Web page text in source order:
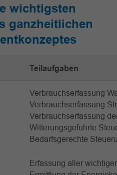
wichtigsten
ganzheitlichen
Teilaufgaben
Verbrauchserfassung
Verbrauchserfassung
Verbrauchserfassung
Witterungsgeführte
Bedarfsgerechte
Erfassung aller